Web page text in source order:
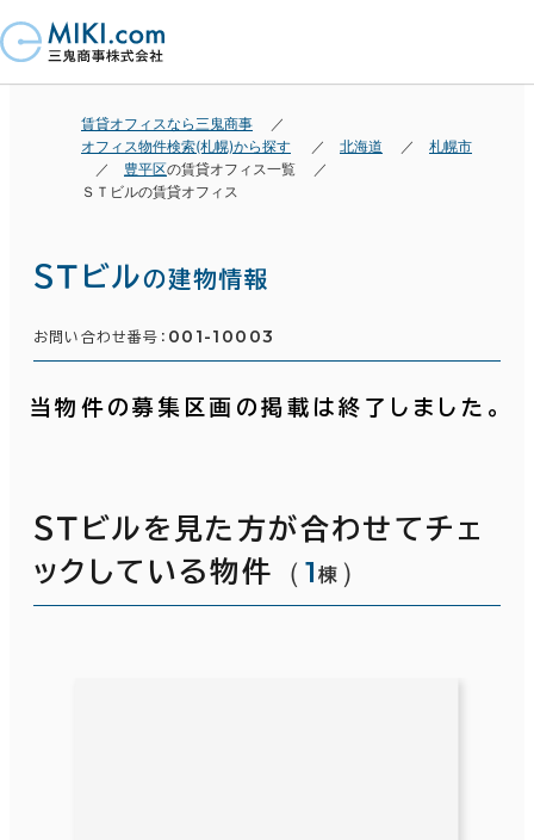
賃貸オフィスなら三鬼商事
オフィス物件検索(札幌)から探す
北海道
札幌市
豊平区の賃貸オフィス一覧
ＳＴビルの賃貸オフィス
ＳＴビルの建物情報
お問い合わせ番号： 001-10003
当物件の募集区画の掲載は終了しました。
ＳＴビルを見た方が合わせてチェ
ックしている物件
（ 1棟 ）